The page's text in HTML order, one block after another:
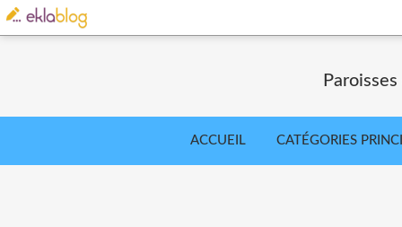
ACCUEIL CATÉGORIES